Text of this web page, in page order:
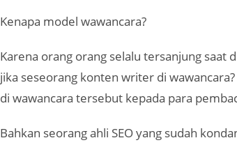
Kenapa model wawancara?
Karena orang orang selalu tersanjung saat
jika seseorang konten writer di
di wawancara tersebut kepada para
Bahkan seorang ahli SEO yang sudah